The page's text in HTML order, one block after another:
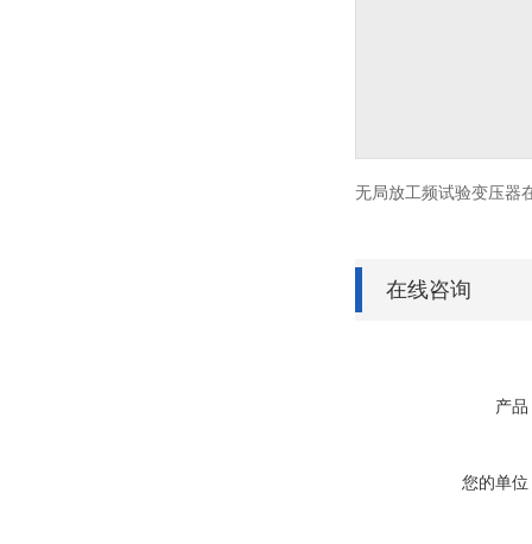
无局放工频试验变压器
在线咨询
产品
您的单位